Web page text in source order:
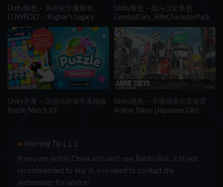
Unity角色 – 风格化卡通角色
LOWPOLY – Ragnar’s Legacy
Unity角色 – 战斗少女角色
CombatGirls_RifleCharacterPack
Unity开发 – 消消乐游戏开发模板
Puzzle Match Kit
Unity场景 – 卡通动漫东京街景
Anime Tokyo (Japanese City)
Warning Tip↓↓↓
If you are not in China and can’t use Baidu disk, it is not
recommended to buy it, you need to contact the
webmaster for advice!